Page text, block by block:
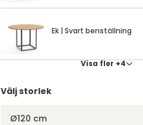
Ek | Svart benställning
Visa fler +4
Välj storlek
Ø120 cm